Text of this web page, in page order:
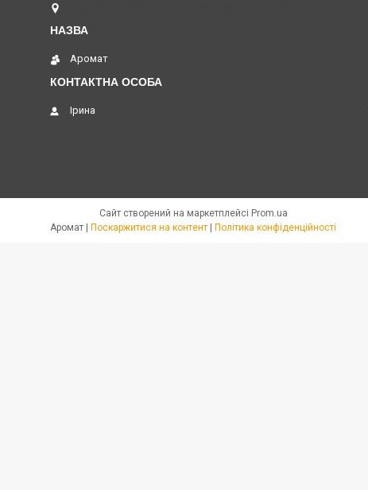
Аромат
Ірина
Сайт створений на маркетплейсі Prom.ua
Поскаржитися на контент Політика конфіденційності